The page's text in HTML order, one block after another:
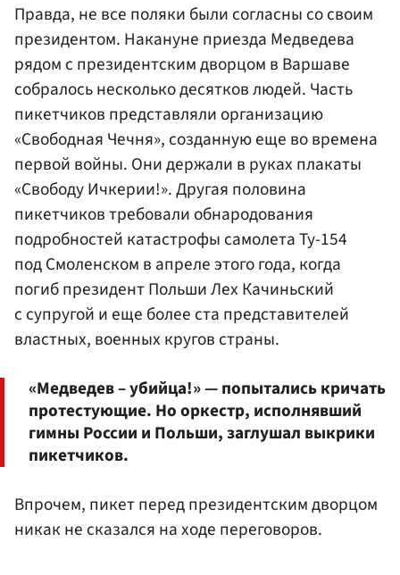
Правда, не все поляки были согласны со своим
президентом. Накануне приезда Медведева
рядом с президентским дворцом в Варшаве
собралось несколько десятков людей. Часть
пикетчиков представляли организацию
«Свободная Чечня», созданную еще во времена
первой войны. Они держали в руках плакаты
«Свободу Ичкерии!». Другая половина
пикетчиков требовали обнародования
подробностей катастрофы самолета Ту-154
под Смоленском в апреле этого года, когда
погиб президент Польши Лех Качиньский
с супругой и еще более ста представителей
властных, военных кругов страны.
«Медведев – убийца!» — попытались кричать
протестующие. Но оркестр, исполнявший
гимны России и Польши, заглушал выкрики
пикетчиков.
Впрочем, пикет перед президентским дворцом
никак не сказался на ходе переговоров.